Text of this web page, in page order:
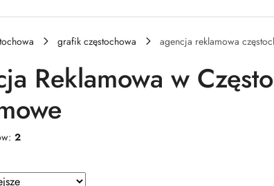
grafik częstochowa agencja reklamowa
Reklamowa w
2